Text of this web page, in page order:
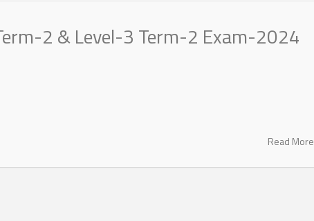
2 & Level-3 Term-2 Exam-2024
Read More